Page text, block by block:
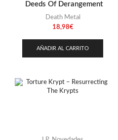
Deeds Of Derangement
Death Metal
18,98€
AÑADIR AL CARRITO